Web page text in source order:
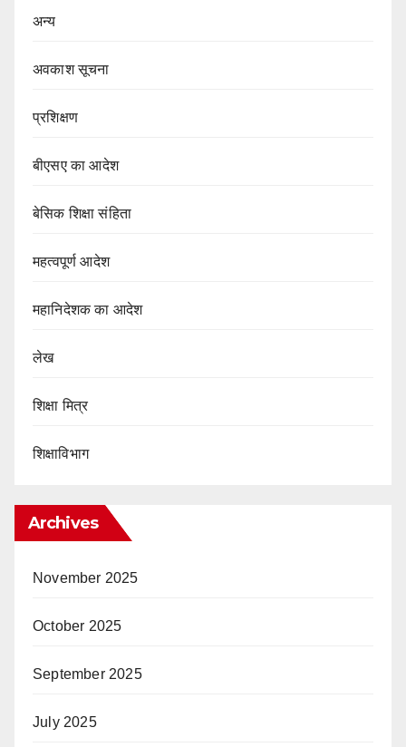
अन्य
अवकाश सूचना
प्रशिक्षण
बीएसए का आदेश
बेसिक शिक्षा संहिता
महत्वपूर्ण आदेश
महानिदेशक का आदेश
लेख
शिक्षा मित्र
शिक्षाविभाग
Archives
November 2025
October 2025
September 2025
July 2025